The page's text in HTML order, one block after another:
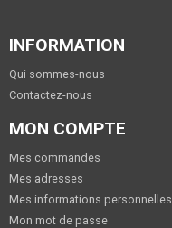
INFORMATION
Qui sommes-nous
Contactez-nous
MON COMPTE
Mes commandes
Mes adresses
Mes informations personnelles
Mon mot de passe